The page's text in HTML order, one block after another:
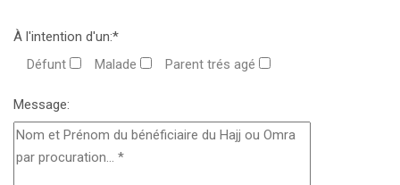
À l'intention d'un:*
Défunt
Malade Parent trés agé
Message: